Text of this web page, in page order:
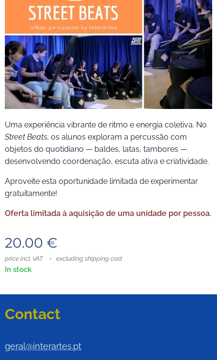
Uma experiência vibrante de ritmo e energia coletiva. No
Street Beats, os alunos exploram a percussão com
objetos do quotidiano — baldes, latas, tambores —
desenvolvendo coordenação, escuta ativa e criatividade.
Aproveite esta oportunidade limitada de experimentar
gratuitamente!
Oferta limitada à aquisição de uma unidade por pessoa.
20.00 €
price incl. VAT excluding shipping cost
In stock
Contact
geral@interartes.pt